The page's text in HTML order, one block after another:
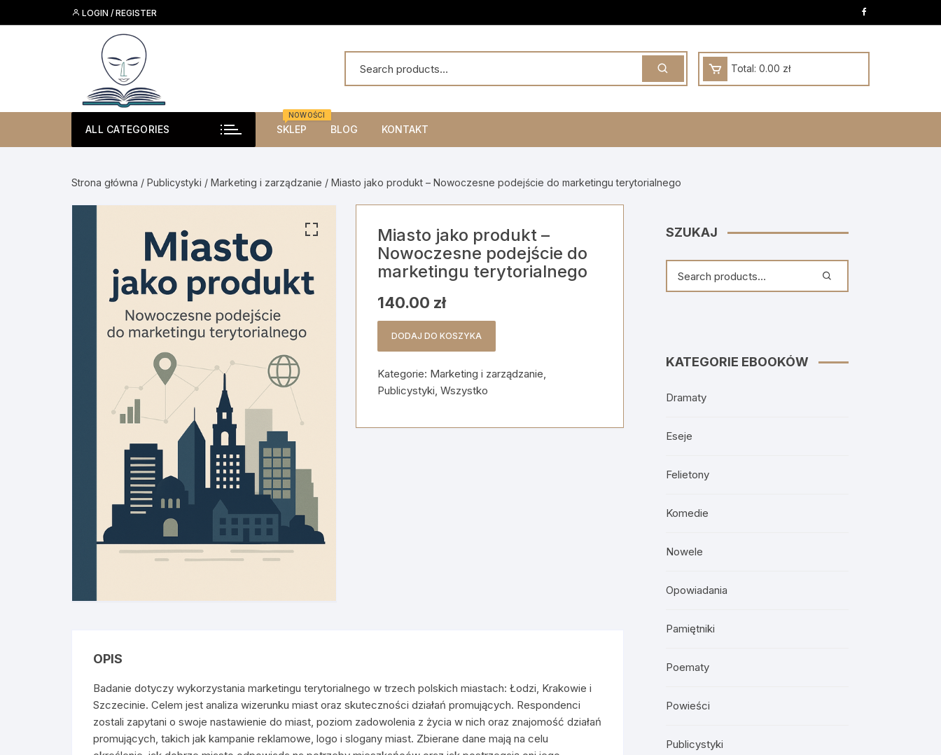
to
LOGIN / REGISTER
Total: 0.00 zł
ALL CATEGORIES SKLEP
NOWOŚCI
BLOG KONTAKT
Strona główna / Publicystyki / Marketing i zarządzanie / Miasto jako produkt – Nowoczesne podejście do marketingu terytorialnego
Miasto jako produkt –
Nowoczesne podejście do
marketingu terytorialnego
140.00 zł
jako
produkt
Nowoczesne
DODAJ DO KOSZYKA
Kategorie: Marketing i zarządzanie,
Publicystyki,Wszystko
OPIS
Badanie dotyczy wykorzystania marketingu terytorialnego w trzech polskich miastach: Łodzi, Krakowie i
Szczecinie. Celem jest analiza wizerunku miast oraz skuteczności działań promujących. Respondenci
zostali zapytani o swoje nastawienie do miast, poziom zadowolenia z życia w nich oraz znajomość działań
promujących, takich jak kampanie reklamowe, logo i slogany miast. Zbierane dane mają na celu
SZUKAJ
KATEGORIE EBOOKÓW
Dramaty
Eseje
Felietony
Komedie
Nowele
Opowiadania
Pamiętniki
Poematy
Powieści
Publicystyki